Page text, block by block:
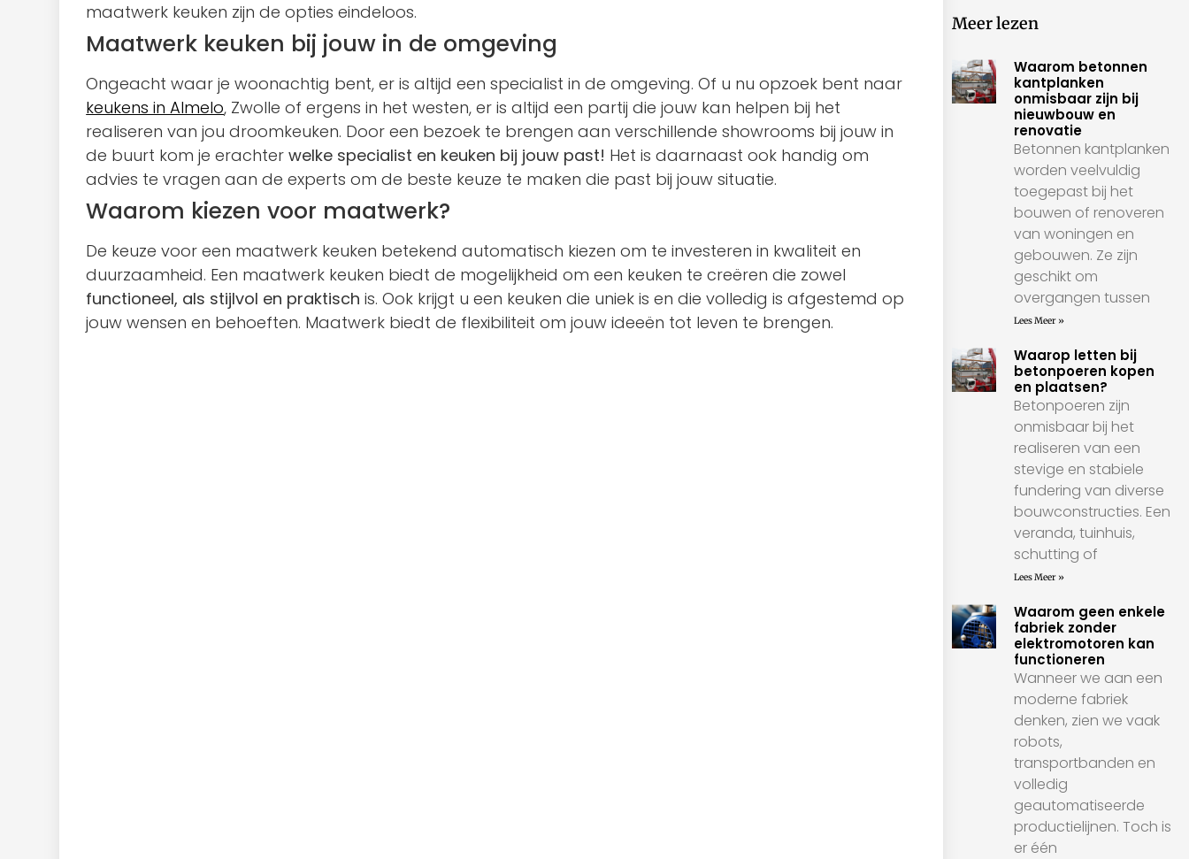
maatwerk keuken zijn de opties eindeloos.
Maatwerk keuken bij jouw in de omgeving
Ongeacht waar je woonachtig bent, er is altijd een specialist in de omgeving. Of u nu opzoek bent naar
keukens in Almelo, Zwolle of ergens in het westen, er is altijd een partij die jouw kan helpen bij het
realiseren van jou droomkeuken. Door een bezoek te brengen aan verschillende showrooms bij jouw in
de buurt kom je erachterwelke specialist en keuken bij jouw past! Het is daarnaast ook handig om
advies te vragen aan de experts om de beste keuze te maken die past bij jouw situatie.
Waarom kiezen voor maatwerk?
De keuze voor een maatwerk keuken betekend automatisch kiezen om te investeren in kwaliteit en
duurzaamheid. Een maatwerk keuken biedt de mogelijkheid om een keuken te creëren die zowel
functioneel, als stijlvol en praktisch is. Ook krijgt u een keuken die uniek is en die volledig is afgestemd op
jouw wensen en behoeften. Maatwerk biedt de flexibiliteit om jouw ideeën tot leven te brengen.
Meer lezen
Waarom betonnen
kantplanken
onmisbaar zijn bij
nieuwbouw en
renovatie
Betonnen kantplanken
worden veelvuldig
toegepast bij het
bouwen of renoveren
van woningen en
gebouwen. Ze zijn
geschikt om
overgangen tussen
Lees Meer »
Waarop letten bij
betonpoeren kopen
en plaatsen?
Betonpoeren zijn
onmisbaar bij het
realiseren van een
stevige en stabiele
fundering van diverse
bouwconstructies. Een
veranda, tuinhuis,
schutting of
Lees Meer »
Waarom geen enkele
fabriek zonder
elektromotoren kan
functioneren
Wanneer we aan een
moderne fabriek
denken, zien we vaak
robots,
transportbanden en
volledig
geautomatiseerde
productielijnen. Toch is
er één